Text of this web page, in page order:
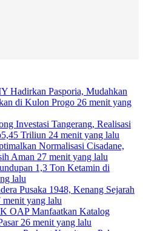
Hadirkan Pasporia, Mudahkan
di Kulon Progo 26 menit yang
Investasi Tangerang, Realisasi
Triliun 24 menit yang lalu
Normalisasi Cisadane,
Aman 27 menit yang lalu
1,3 Ton Ketamin di
lalu
Pusaka 1948, Kenang Sejarah
menit yang lalu
OAP Manfaatkan Katalog
26 menit yang lalu